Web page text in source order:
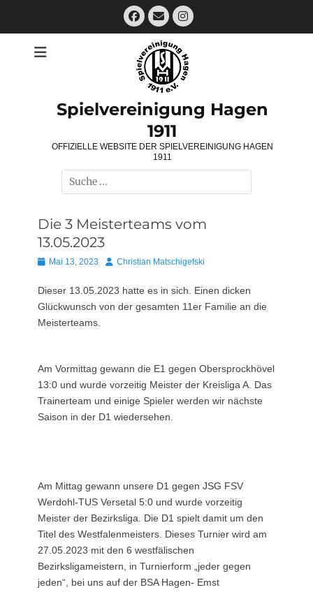
Facebook
E-
Mail
Instagram
Spielvereinigung Hagen
1911
OFFIZIELLE WEBSITE DER SPIELVEREINIGUNG HAGEN
1911
Suchen
nach:
Die 3 Meisterteams vom
13.05.2023
PostedMai 13, 2023 AutorChristian Matschigefski
Dieser 13.05.2023 hatte es in sich. Einen dicken
Glückwunsch von der gesamten 11er Familie an die
Meisterteams.
Am Vormittag gewann die E1 gegen Obersprockhövel
13:0 und wurde vorzeitig Meister der Kreisliga A. Das
Trainerteam und einige Spieler werden wir nächste
Saison in der D1 wiedersehen.
Am Mittag gewann unsere D1 gegen JSG FSV
Werdohl-TUS Versetal 5:0 und wurde vorzeitig
Meister der Bezirksliga. Die D1 spielt damit um den
Titel des Westfalenmeisters. Dieses Turnier wird am
27.05.2023 mit den 6 westfälischen
Bezirksligameistern, in Turnierform „jeder gegen
jeden“, bei uns auf der BSA Hagen- Emst